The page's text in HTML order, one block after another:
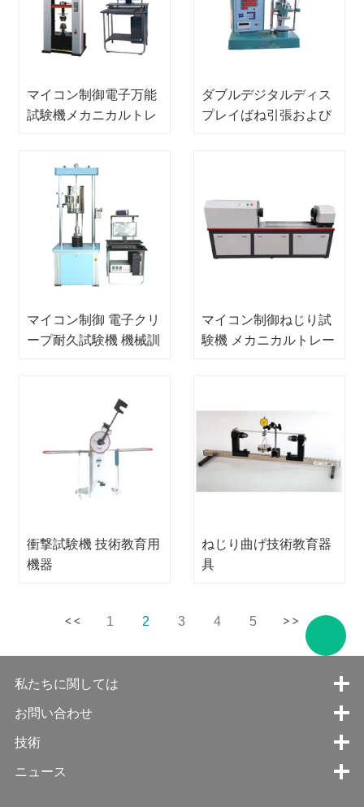
マイコン制御電子万能
試験機メカニカルトレ
ダブルデジタルディス
プレイばね引張および
マイコン制御 電子クリ
ープ耐久試験機 機械訓
マイコン制御ねじり試
験機 メカニカルトレー
衝撃試験機 技術教育用
機器
ねじり曲げ技術教育器
具
1 2 3 4 5
私たちに関しては
お問い合わせ
技術
ニュース